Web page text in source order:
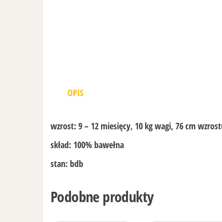
OPIS
wzrost: 9 – 12 miesięcy, 10 kg wagi, 76 cm
skład: 100% bawełna
stan: bdb
Podobne produkty